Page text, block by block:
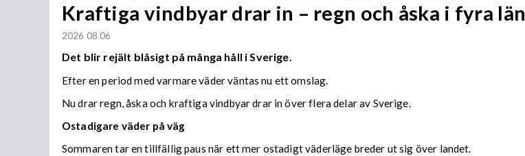
Kraftiga vindbyar drar in – regn och åska i fyra län
2026 08 06
Det blir rejält blåsigt på många håll i Sverige.
Efter en period med varmare väder väntas nu ett omslag.
Nu drar regn, åska och kraftiga vindbyar drar in över flera delar av Sverige.
Ostadigare väder på väg
Sommaren tar en tillfällig paus när ett mer ostadigt väderläge breder ut sig över landet.